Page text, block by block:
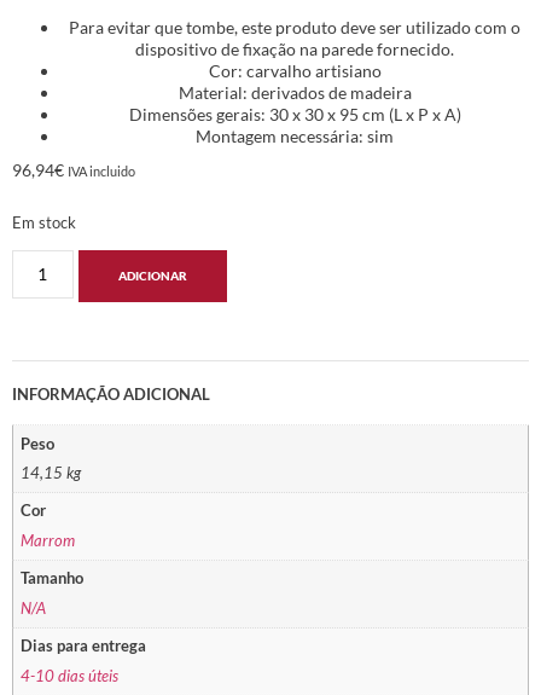
Para evitar que tombe, este produto deve ser utilizado com o
dispositivo de fixação na parede fornecido.
Cor: carvalho artisiano
Material: derivados de madeira
Dimensões gerais: 30 x 30 x 95 cm (L x P x A)
Montagem necessária: sim
96,94€ IVA incluido
Em stock
ADICIONAR
INFORMAÇÃO ADICIONAL
Peso
14,15 kg
Cor
Marrom
Tamanho
N/A
Dias para entrega
4-10 dias úteis